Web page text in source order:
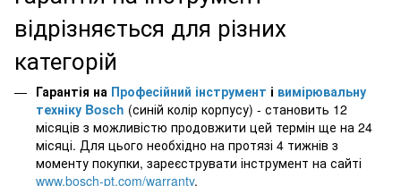
відрізняється для різних
категорій
Гарантія на Професійний інструмент і вимірювальну
техніку Bosch (синій колір корпусу) - становить 12
місяців з можливістю продовжити цей термін ще на 24
місяці. Для цього необхідно на протязі 4 тижнів з
моменту покупки, зареєструвати інструмент на сайті
www.bosch-pt.com/warranty.